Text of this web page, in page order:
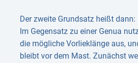
Der zweite Grundsatz heißt dann:
Im Gegensatz zu einer Genua
die mögliche Vorlieklänge aus,
bleibt vor dem Mast. Zunächst